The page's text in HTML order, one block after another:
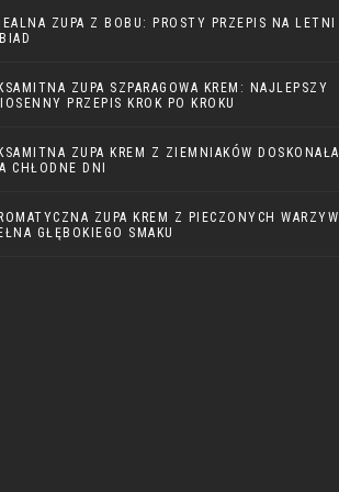
ZUPA Z BOBU: PROSTY PRZEPIS NA LETNI
ZUPA SZPARAGOWA KREM: NAJLEPSZY
PRZEPIS KROK PO KROKU
ZUPA KREM Z ZIEMNIAKÓW DOSKONAŁA
CHŁODNE DNI
ZUPA KREM Z PIECZONYCH WARZYW
GŁĘBOKIEGO SMAKU